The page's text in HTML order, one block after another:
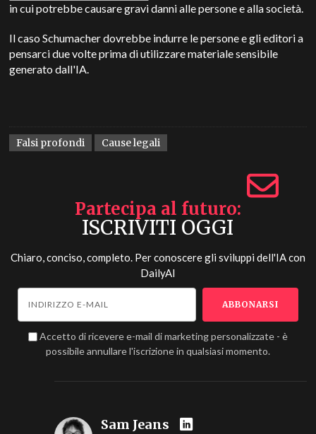
in cui potrebbe causare gravi danni alle persone e alla società.
Il caso Schumacher dovrebbe indurre le persone e gli editori a
pensarci due volte prima di utilizzare materiale sensibile
generato dall'IA.
Falsi profondi Cause legali
Partecipa al futuro
ISCRIVITI OGGI
Chiaro, conciso, completo. Per conoscere gli sviluppi dell'IA con
DailyAI
Accetto di ricevere e-mail di marketing personalizzate - è
possibile annullare l'iscrizione in qualsiasi momento.
Sam Jeans